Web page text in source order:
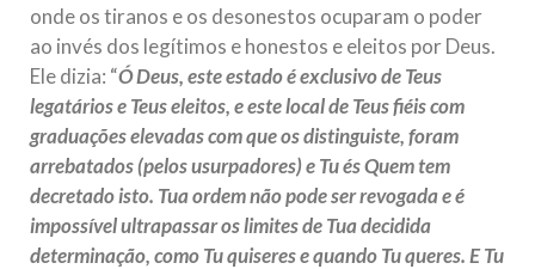
onde os tiranos e os desonestos ocuparam o poder
ao invés dos legítimos e honestos e eleitos por Deus.
Ele dizia: “Ó Deus, este estado é exclusivo de Teus
legatários e Teus eleitos, e este local de Teus fiéis com
graduações elevadas com que os distinguiste, foram
arrebatados (pelos usurpadores) e Tu és Quem tem
decretado isto. Tua ordem não pode ser revogada e é
impossível ultrapassar os limites de Tua decidida
determinação, como Tu quiseres e quando Tu queres. E Tu